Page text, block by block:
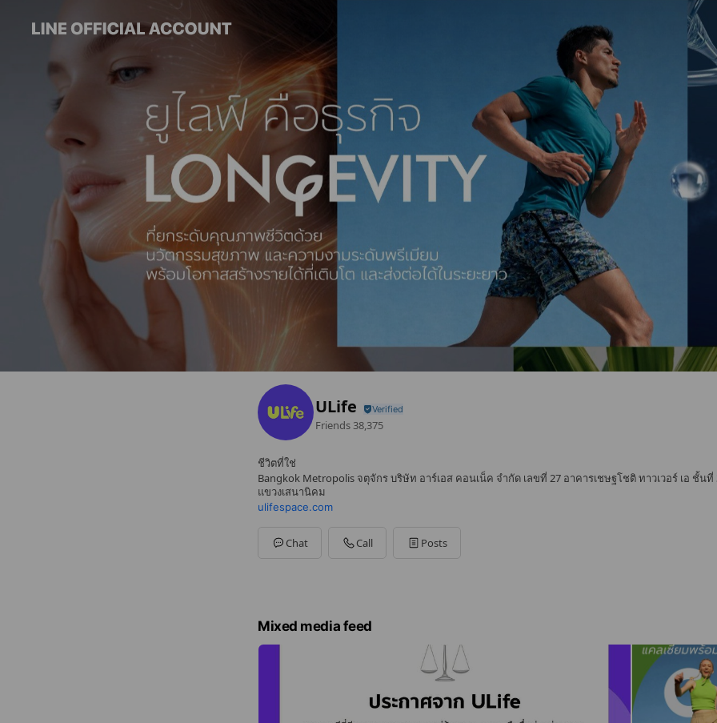
ULife
Friends 38,375
ชีวิตที่ใช่
Bangkok Metropolis จตุจักร บริษัท อาร์เอส คอนเน็ค จำกัด เลขที่ 27 อาคารเชษฐโชติ ทาวเวอร์ เอ ชั้นที่
แขวงเสนานิคม
ulifespace.com
Chat Call Posts
Mixed media feed